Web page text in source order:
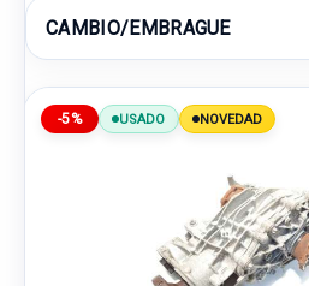
CAMBIO/EMBRAGUE
-5% USADO NOVEDAD